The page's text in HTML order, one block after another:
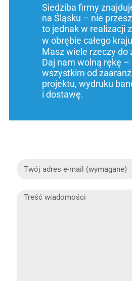
Siedziba firmy
na Śląsku – nie
to jednak w realizacji
w obrębie całego
Masz wiele rzeczy do
Daj nam wolną rękę
wszystkim od
projektu, wydruku
i dostawę.